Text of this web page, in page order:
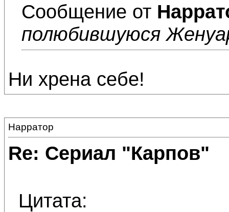
Сообщение от
полюбившуюся
Ни хрена себе!
Нарратор
Re: Сериал "Карпов"
Цитата: